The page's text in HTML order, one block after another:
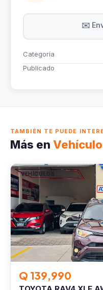
✉️
Categoría
Publicado
TAMBIÉN TE PUEDE
Más en
VEHÍCULOS
Q 139,990